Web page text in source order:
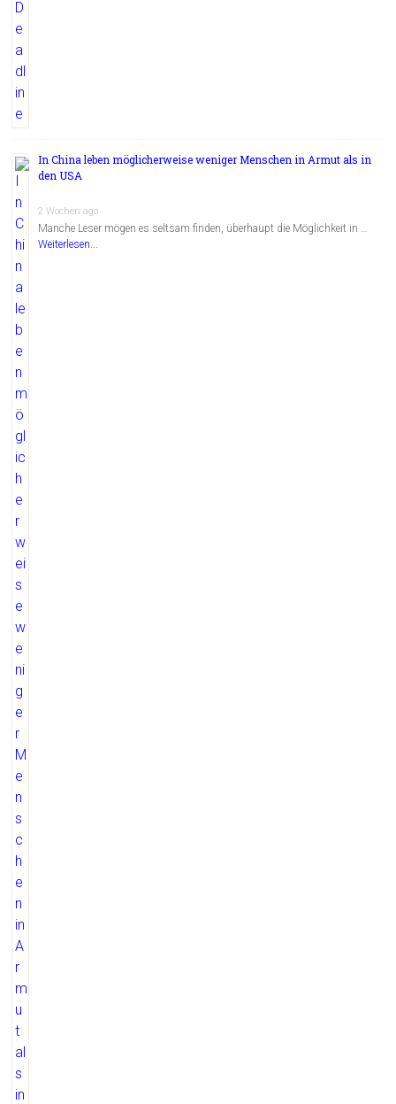
In China leben möglicherweise weniger Menschen in Armut als in
den USA
2 Wochen ago
Manche Leser mögen es seltsam finden, überhaupt die Möglichkeit in …
Weiterlesen...